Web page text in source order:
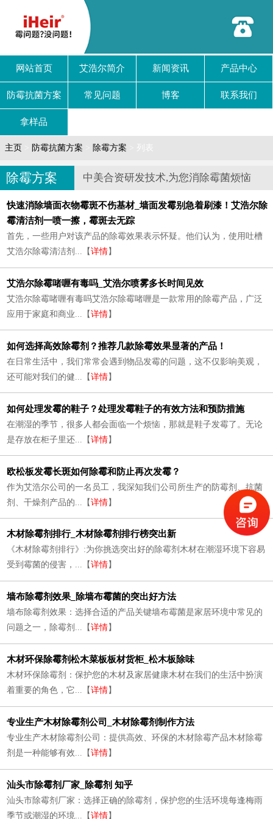
网站首页 艾浩尔简介 新闻资讯 产品中心
防霉抗菌方案 常见问题 博客 联系我们
拿样品
主页 防霉抗菌方案 除霉方案 > 列表
除霉方案 中美合资研发技术,为您消除霉菌烦恼
快速消除墙面衣物霉斑不伤基材_墙面发霉别急着刷漆！艾浩尔除
霉清洁剂一喷一擦，霉斑去无踪
首先，一些用户对该产品的除霉效果表示怀疑。他们认为，使用吐槽
艾浩尔除霉清洁剂...【详情】
艾浩尔除霉啫喱有毒吗_艾浩尔喷雾多长时间见效
艾浩尔除霉啫喱有毒吗艾浩尔除霉啫喱是一款常用的除霉产品，广泛
应用于家庭和商业...【详情 】
如何选择高效除霉剂？推荐几款除霉效果显著的产品！
在日常生活中，我们常常会遇到物品发霉的问题，这不仅影响美观，
还可能对我们的健...【详情 】
如何处理发霉的鞋子？处理发霉鞋子的有效方法和预防措施
在潮湿的季节，很多人都会面临一个烦恼，那就是鞋子发霉了。无论
是存放在柜子里还...【详情】
欧松板发霉长斑如何除霉和防止再次发霉？
作为艾浩尔公司的一名员工，我深知我们公司所生产的防霉剂、抗菌
剂、干燥剂产品的...【详情】
木材除霉剂排行_木材除霉剂排行榜突出新
《木材除霉剂排行》:为你挑选突出好的除霉剂木材在潮湿环境下容易
受到霉菌的侵害，...【详情】
墙布除霉剂效果_除墙布霉菌的突出好方法
墙布除霉剂效果：选择合适的产品关键墙布霉菌是家居环境中常见的
问题之一，除霉剂...【详情】
木材环保除霉剂松木菜板板材货柜_松木板除味
木材环保除霉剂：保护您的木材及家居健康木材在我们的生活中扮演
着重要的角色，它...【详情】
专业生产木材除霉剂公司_木材除霉剂制作方法
专业生产木材除霉剂公司：提供高效、环保的木材除霉产品木材除霉
剂是一种能够有效...【详情】
汕头市除霉剂厂家_除霉剂 知乎
汕头市除霉剂厂家：选择正确的除霉剂，保护您的生活环境每逢梅雨
季节或潮湿的环境...【详情 】